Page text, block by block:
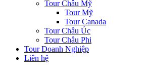
Tour Châu Mỹ
Tour Mỹ
Tour Canada
Tour Châu Úc
Tour Châu Phi
Tour Doanh Nghiệp
Liên hệ